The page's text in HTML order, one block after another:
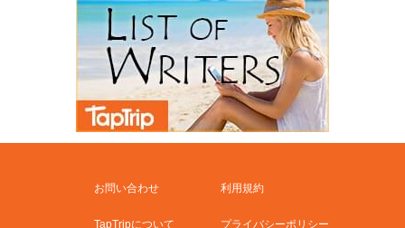
お問い合わせ 利用規約
TapTripについて プライバシーポリシー